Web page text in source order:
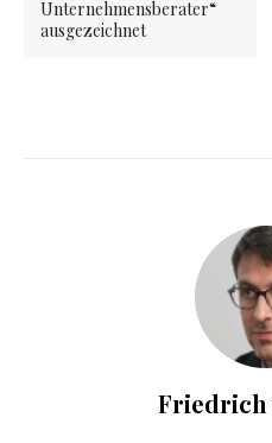
Unternehmensberater“
ausgezeichnet
Friedrich